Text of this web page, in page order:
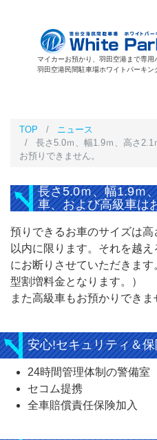
マイカーお預かり、羽田空港まで専
羽田空港民間駐車場ホワイトパーキン
TOP
ニュース
長さ5.0ｍ、幅1.9ｍ、高さ
お預りできません。
長さ5.0ｍ、幅1.9ｍ
車、および高級車は
預りできるお車のサイズは
以内に限ります。それを越
にお断りさせていただきま
型割増料金となります。）
また高級車もお預かりできま
安心!セキュリティ＆
24時間管理体制の警備室
セコム提携
全車賠償責任保険加入